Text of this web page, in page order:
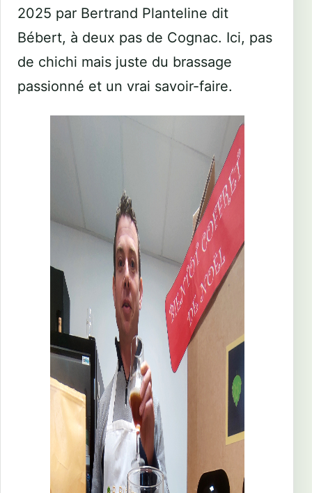
2025 par Bertrand Planteline dit
Bébert, à deux pas de Cognac. Ici, pas
de chichi mais juste du brassage
passionné et un vrai savoir-faire.